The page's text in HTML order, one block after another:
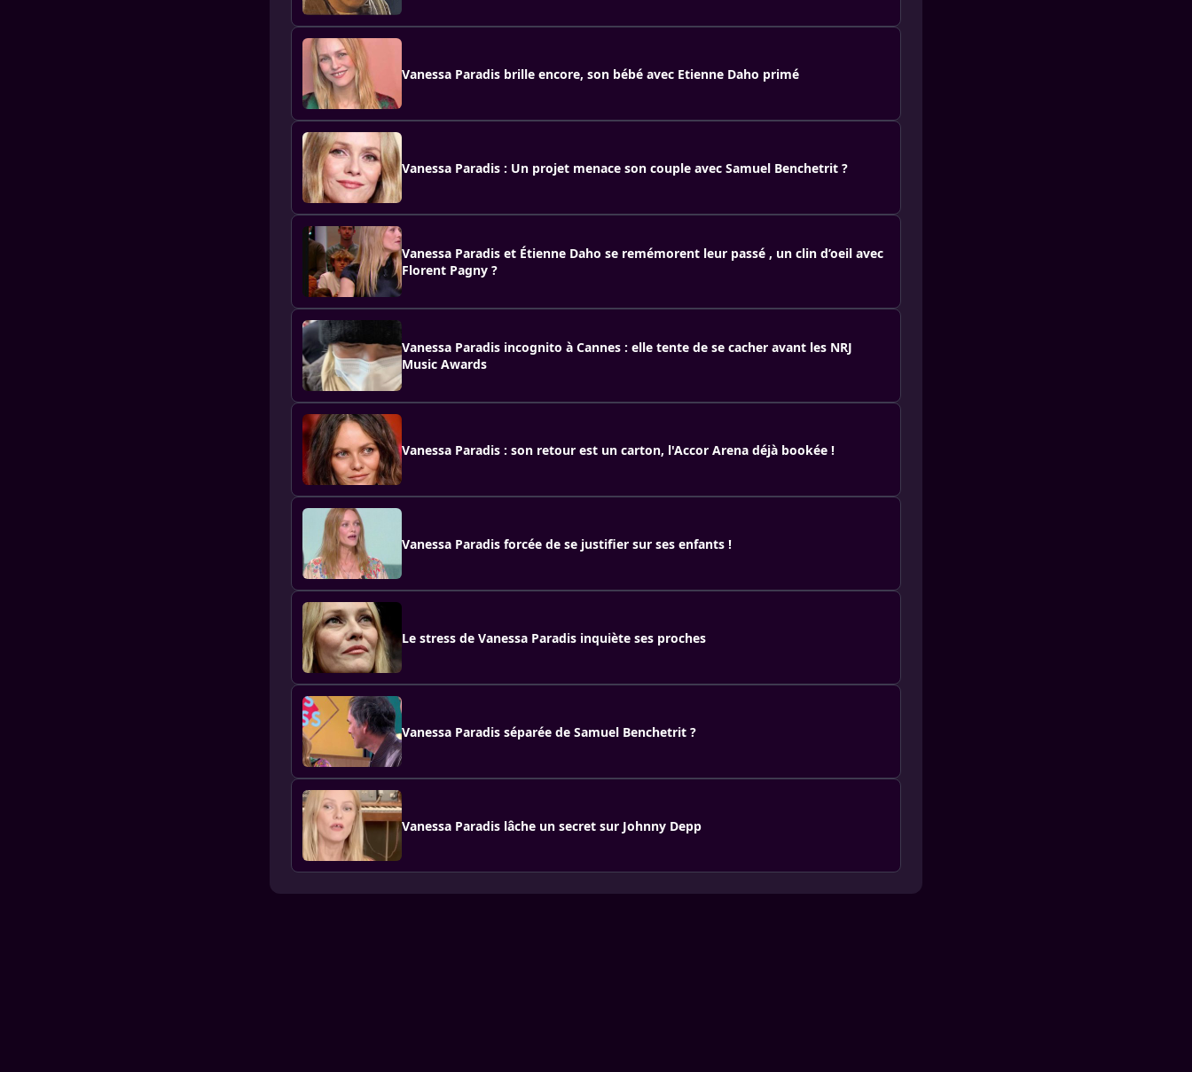
Vanessa Paradis brille encore, son bébé avec Etienne Daho primé
Vanessa Paradis : Un projet menace son couple avec Samuel Benchetrit ?
Vanessa Paradis et Étienne Daho se remémorent leur passé , un clin d’oeil avec
Florent Pagny ?
Vanessa Paradis incognito à Cannes : elle tente de se cacher avant les NRJ
Music Awards
Vanessa Paradis : son retour est un carton, l'Accor Arena déjà bookée !
Vanessa Paradis forcée de se justifier sur ses enfants !
Le stress de Vanessa Paradis inquiète ses proches
Vanessa Paradis séparée de Samuel Benchetrit ?
Vanessa Paradis lâche un secret sur Johnny Depp